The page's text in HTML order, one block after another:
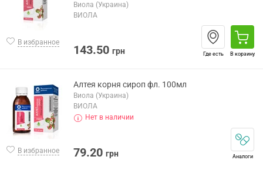
В избранное
Виола (Украина)
ВИОЛА
143.50 грн Где есть В корзину
В избранное
Алтея корня сироп фл. 100мл
Виола (Украина)
ВИОЛА
Нет в наличии
79.20 грн Аналоги